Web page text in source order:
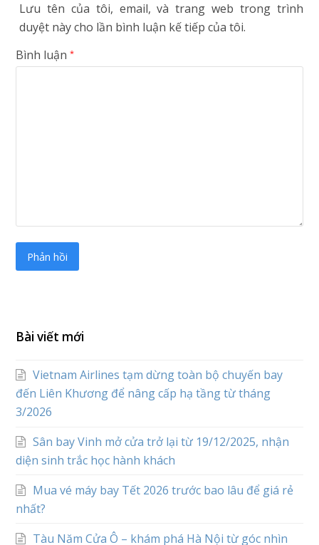
Lưu tên của tôi, email, và trang web trong trình
duyệt này cho lần bình luận kế tiếp của tôi.
Bình luận*
Bài viết mới
Vietnam Airlines tạm dừng toàn bộ chuyến bay
đến Liên Khương để nâng cấp hạ tầng từ tháng
3/2026
Sân bay Vinh mở cửa trở lại từ 19/12/2025, nhận
diện sinh trắc học hành khách
Mua vé máy bay Tết 2026 trước bao lâu để giá rẻ
nhất?
Tàu Năm Cửa Ô – khám phá Hà Nội từ góc nhìn